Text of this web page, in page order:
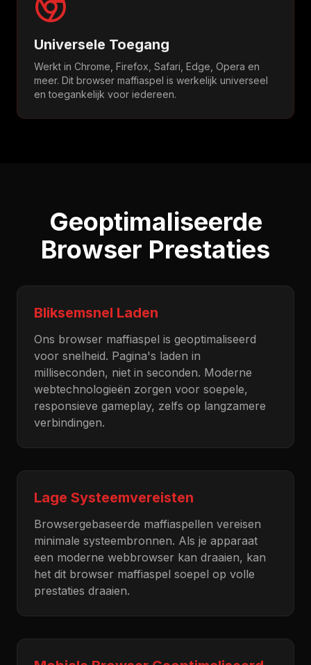
Universele Toegang
Werkt in Chrome, Firefox, Safari, Edge, Opera en
meer. Dit browser maffiaspel is werkelijk universeel
en toegankelijk voor iedereen.
Geoptimaliseerde
Browser Prestaties
Bliksemsnel Laden
Ons browser maffiaspel is geoptimaliseerd
voor snelheid. Pagina's laden in
milliseconden, niet in seconden. Moderne
webtechnologieën zorgen voor soepele,
responsieve gameplay, zelfs op langzamere
verbindingen.
Lage Systeemvereisten
Browsergebaseerde maffiaspellen vereisen
minimale systeembronnen. Als je apparaat
een moderne webbrowser kan draaien, kan
het dit browser maffiaspel soepel op volle
prestaties draaien.